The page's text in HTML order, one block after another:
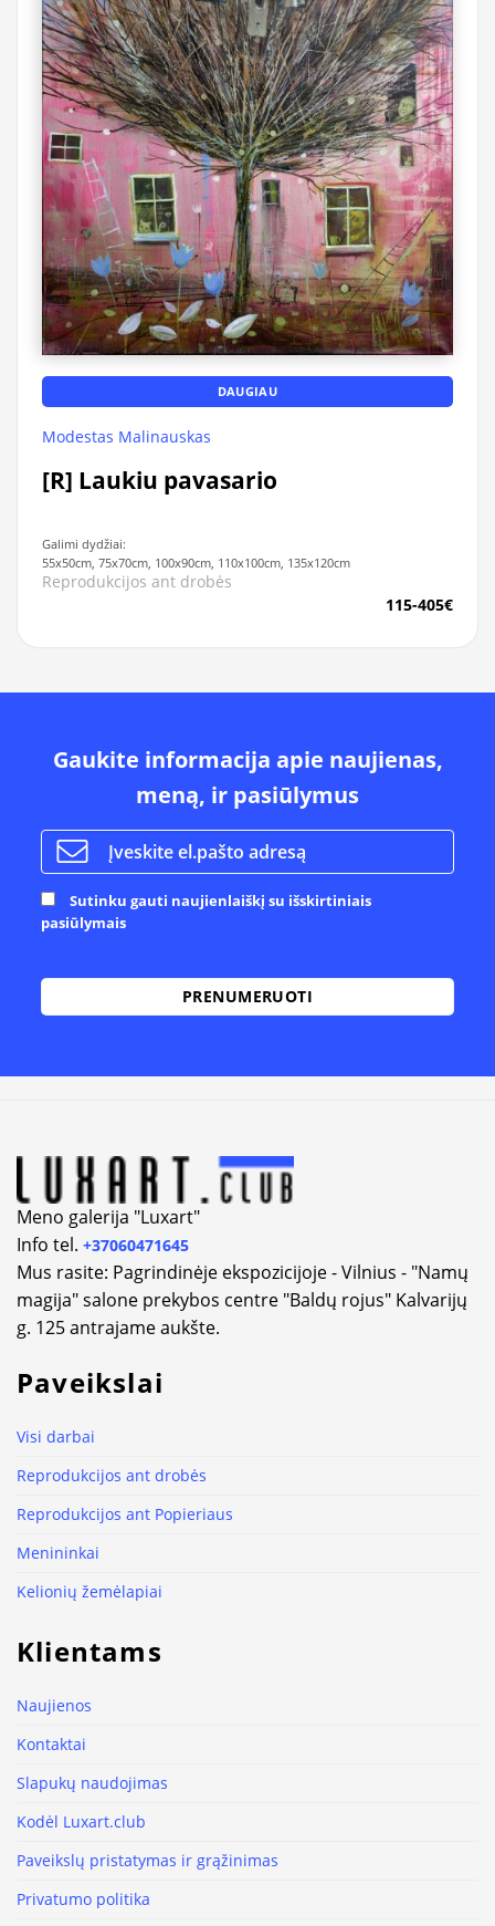
DAUGIAU
Modestas Malinauskas
[R] Laukiu pavasario
Galimi dydžiai:
55x50cm, 75x70cm, 100x90cm, 110x100cm, 135x120cm
Reprodukcijos ant drobės
115-405€
Gaukite informacija apie naujienas,
meną, ir pasiūlymus
Sutinku gauti naujienlaiškį su išskirtiniais
pasiūlymais
Meno galerija "Luxart"
Info tel. +37060471645
Mus rasite: Pagrindinėje ekspozicijoje - Vilnius - "Namų
magija" salone prekybos centre "Baldų rojus" Kalvarijų
g. 125 antrajame aukšte.
Paveikslai
Visi darbai
Reprodukcijos ant drobės
Reprodukcijos ant Popieriaus
Menininkai
Kelionių žemėlapiai
Klientams
Naujienos
Kontaktai
Slapukų naudojimas
Kodėl Luxart.club
Paveikslų pristatymas ir grąžinimas
Privatumo politika